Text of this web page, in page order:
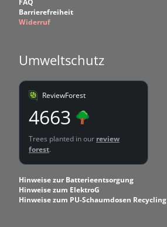
Barrierefreiheit
Widerruf
Umweltschutz
ReviewForest
4663
Trees planted in our review
forest.
Hinweise zur Batterieentsorgung
Hinweise zum ElektroG
Hinweise zum PU-Schaumdosen Recycling